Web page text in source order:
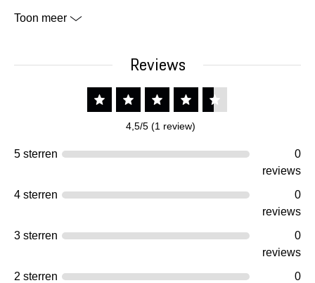
Toon meer
Reviews
4,5/5 (1 review)
5 sterren
0
reviews
4 sterren
0
reviews
3 sterren
0
reviews
2 sterren
0